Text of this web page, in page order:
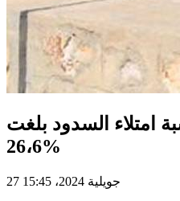
امتلاء السدود بلغت
26،6%
27 جويلية 2024، 15:45